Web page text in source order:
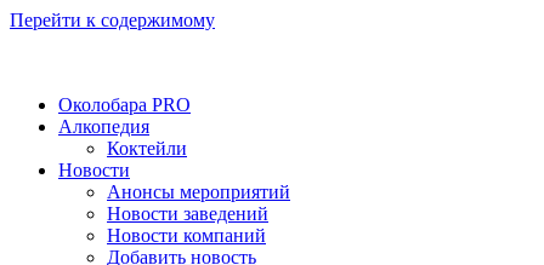
Перейти к содержимому
Околобара PRO
Алкопедия
Коктейли
Новости
Анонсы мероприятий
Новости заведений
Новости компаний
Добавить новость